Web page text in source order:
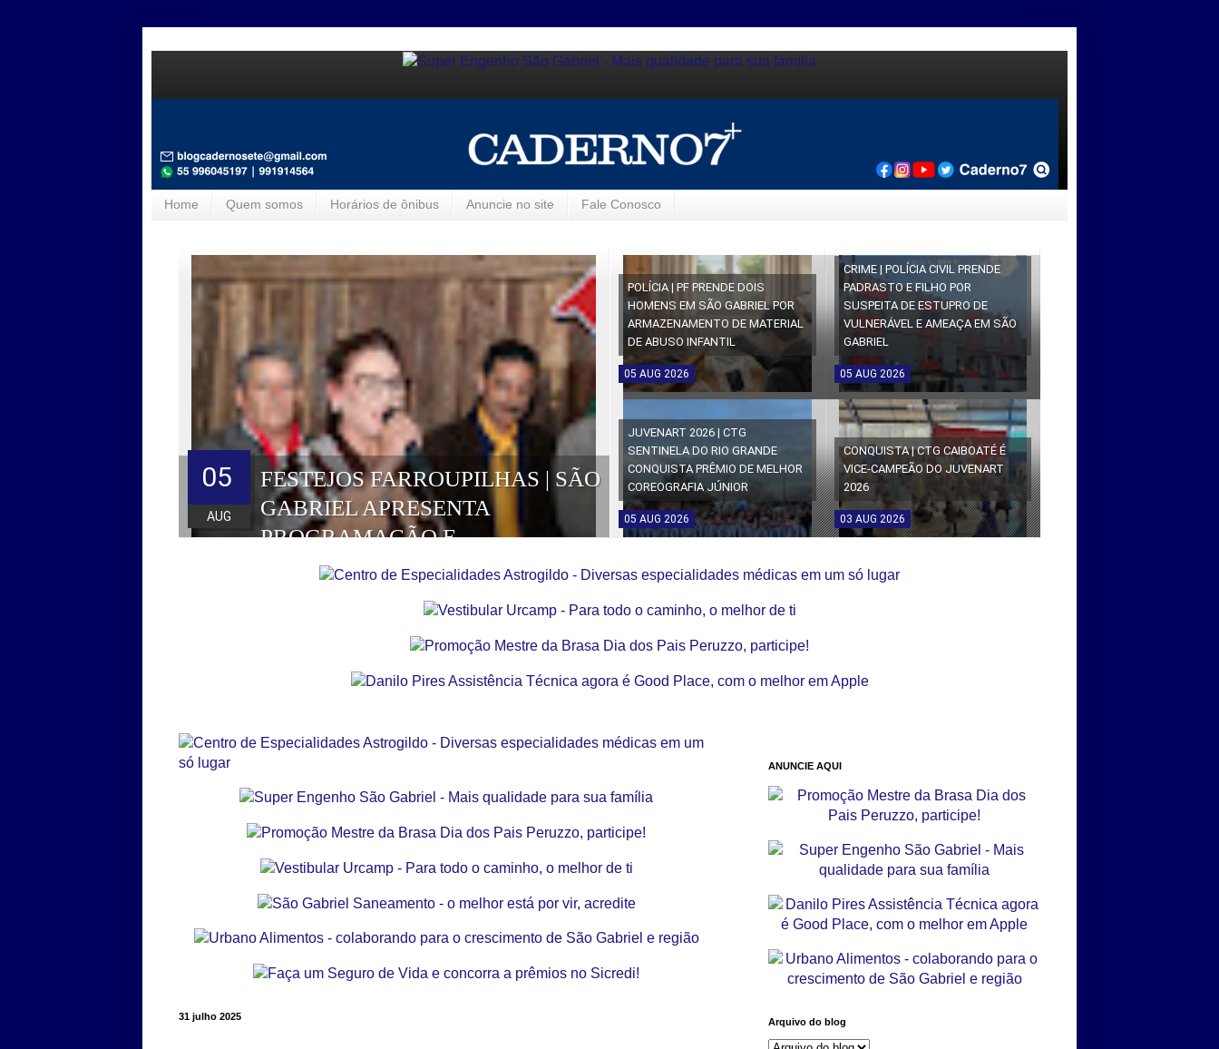
Home Quem somos Horários de ônibus Anuncie no site Fale Conosco
FESTEJOS FARROUPILHAS | SÃO
GABRIEL APRESENTA
PROGRAMAÇÃO E
HOMENAGEADOS DA EDIÇÃO
05
AUG
POLÍCIA | PF PRENDE DOIS
HOMENS EM SÃO GABRIEL POR
ARMAZENAMENTO DE MATERIAL
DE ABUSO INFANTIL
05 AUG 2026
CRIME | POLÍCIA CIVIL PRENDE
PADRASTO E FILHO POR
SUSPEITA DE ESTUPRO DE
VULNERÁVEL E AMEAÇA EM SÃO
GABRIEL
05 AUG 2026
JUVENART 2026 | CTG
SENTINELA DO RIO GRANDE
CONQUISTA PRÊMIO DE MELHOR
COREOGRAFIA JÚNIOR
05 AUG 2026
CONQUISTA | CTG CAIBOATÉ É
VICE-CAMPEÃO DO JUVENART
2026
03 AUG 2026
31 julho 2025
ANUNCIE AQUI
Arquivo do blog